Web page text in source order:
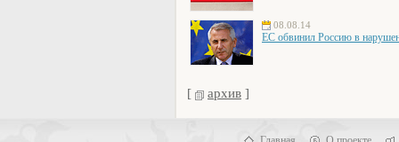
08.08.14
ЕС обвинил Россию в
[ архив ]